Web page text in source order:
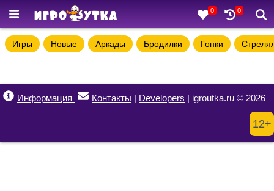
0 0
Игры Новые Аркады Бродилки Гонки
Информация Контакты | Developers | igroutka.ru © 2026
12+